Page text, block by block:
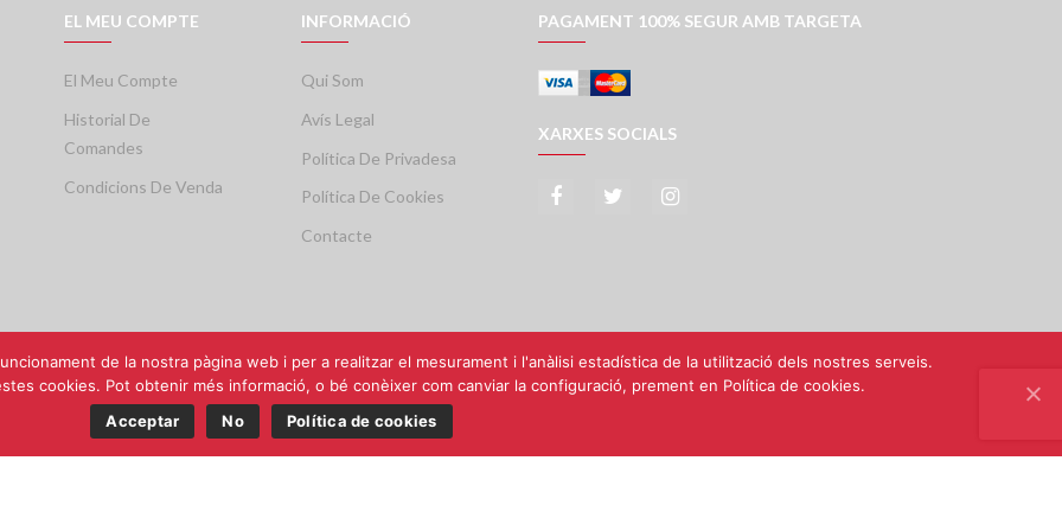
EL MEU COMPTE
El Meu Compte
Historial De
Comandes
Condicions De Venda
INFORMACIÓ
Qui Som
Avís Legal
Política De Privadesa
Política De Cookies
Contacte
PAGAMENT 100% SEGUR AMB TARGETA
XARXES SOCIALS
de la nostra pàgina web i per a realitzar el mesurament i l'anàlisi estadística de la utilització dels nostres serveis.
cookies. Pot obtenir més informació, o bé conèixer com canviar la configuració, prement en Política de cookies.
Acceptar
No Política de cookies